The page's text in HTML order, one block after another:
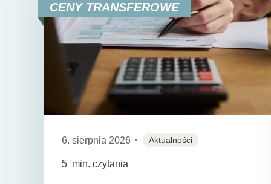
CENY TRANSFEROWE
6. sierpnia 2026 Aktualności
5 min. czytania